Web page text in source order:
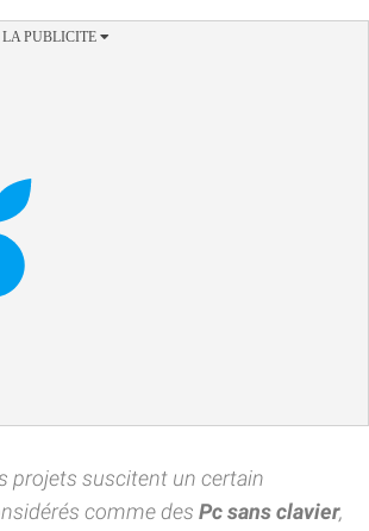
projets suscitent un certain
comme des Pc sans clavier,